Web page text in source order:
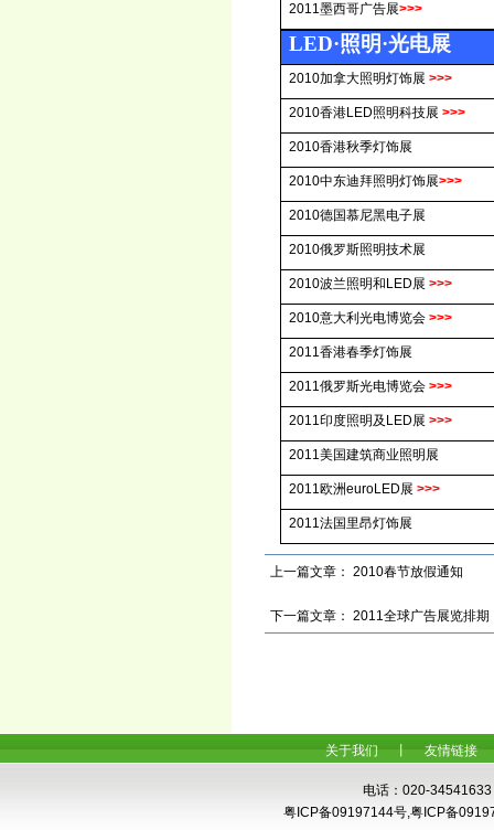
2011墨西哥广告展>>>
LED·照明·光电展
2010加拿大照明灯饰展 >>>
2010香港LED照明科技展 >>>
2010香港秋季灯饰展
2010中东迪拜照明灯饰展>>>
2010德国慕尼黑电子展
2010俄罗斯照明技术展
2010波兰照明和 LED展 >>>
2010意大利光电博览会 >>>
2011香港春季灯饰展
2011俄罗斯光电博览会 >>>
2011印度照明及 LED展 >>>
2011美国建筑商业照明展
2011欧洲euroLED展 >>>
2011法国里昂灯饰展
上一篇文章： 2010春节放假通知
下一篇文章： 2011全球广告展览排期
关于我们 友情链接
电话：020-
粤ICP备09197144号,粤ICP备